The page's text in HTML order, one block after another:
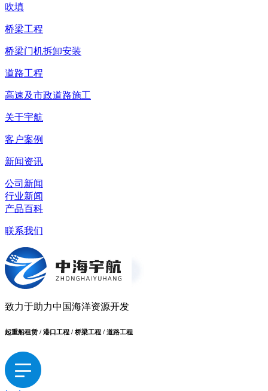
吹填
桥梁工程
桥梁门机拆卸安装
道路工程
高速及市政道路施工
关于宇航
客户案例
新闻资讯
公司新闻
行业新闻
产品百科
联系我们
致力于助力中国海洋资源开发
起重船租赁 / 港口工程 / 桥梁工程 / 道路工程